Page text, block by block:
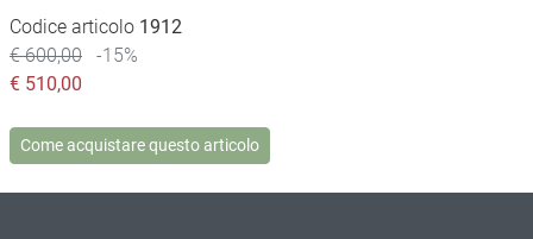
Codice articolo 1912
€ 600,00
-15%
€ 510,00
Come acquistare questo articolo